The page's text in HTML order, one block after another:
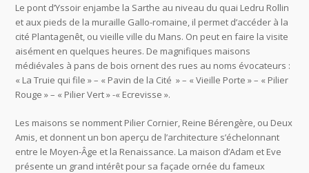
Le pont d’Yssoir enjambe la Sarthe au niveau du quai Ledru Rollin
et aux pieds de la muraille Gallo-romaine, il permet d’accéder à la
cité Plantagenêt, ou vieille ville du Mans. On peut en faire la visite
aisément en quelques heures. De magnifiques maisons
médiévales à pans de bois ornent des rues au noms évocateurs :
« La Truie qui file » – « Pavin de la Cité » – « Vieille Porte » – « Pilier
Rouge » – « Pilier Vert » -« Ecrevisse ».
Les maisons se nomment Pilier Cornier, Reine Bérengère, ou Deux
Amis, et donnent un bon aperçu de l’architecture s’échelonnant
entre le Moyen-Âge et la Renaissance. La maison d’Adam et Eve
présente un grand intérêt pour sa façade ornée du fameux